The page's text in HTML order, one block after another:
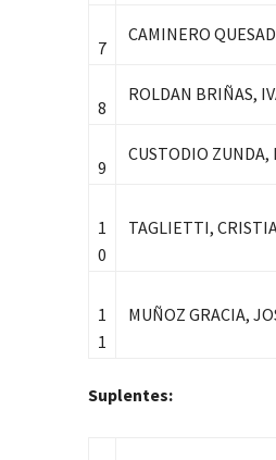
7
CAMINERO
8
ROLDAN BRIÑAS,
9
CUSTODIO ZUNDA,
1
0
TAGLIETTI,
1
1
MUÑOZ GRACIA,
Suplentes: